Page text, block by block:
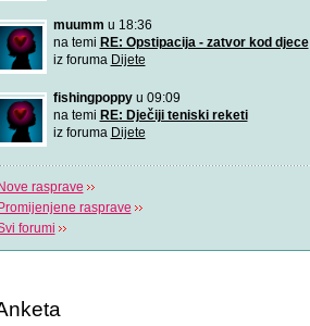
muumm u 18:36
na temi RE: Opstipacija - zatvor kod djece
iz foruma Dijete
fishingpoppyu 09:09
na temi RE: Dječiji teniski reketi
iz foruma Dijete
Nove rasprave
Promijenjene rasprave
forumi